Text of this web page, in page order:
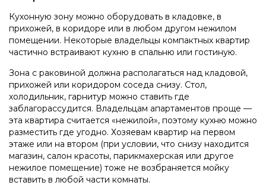
Кухонную зону можно оборудовать в кладовке, в
прихожей, в коридоре или в любом другом нежилом
помещении. Некоторые владельцы компактных квартир
частично встраивают кухню в спальню или гостиную.
Зона с раковиной должна располагаться над кладовой,
прихожей или коридором соседа снизу. Стол,
холодильник, гарнитур можно ставить где
заблагорассудится. Владельцам апартаментов проще —
эта квартира считается «нежилой», поэтому кухню можно
разместить где угодно. Хозяевам квартир на первом
этаже или на втором (при условии, что снизу находится
магазин, салон красоты, парикмахерская или другое
нежилое помещение) тоже не возбраняется мойку
вставить в любой части комнаты.